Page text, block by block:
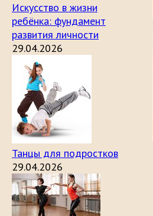
Искусство в жизни
ребёнка: фундамент
развития личности
29.04.2026
Танцы для подростков
29.04.2026